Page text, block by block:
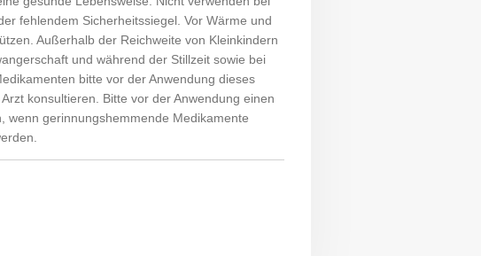
fehlendem Sicherheitssiegel. Vor Wärme und
Außerhalb der Reichweite von Kleinkindern
und während der Stillzeit sowie bei
bitte vor der Anwendung dieses
konsultieren. Bitte vor der Anwendung einen
wenn gerinnungshemmende Medikamente